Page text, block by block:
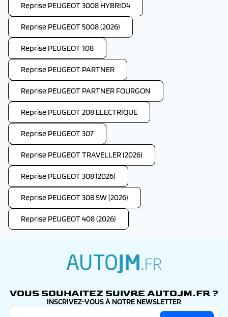
Reprise PEUGEOT 3008 HYBRID4
Reprise PEUGEOT 5008 (2026)
Reprise PEUGEOT 108
Reprise PEUGEOT PARTNER
Reprise PEUGEOT PARTNER FOURGON
Reprise PEUGEOT 208 ELECTRIQUE
Reprise PEUGEOT 307
Reprise PEUGEOT TRAVELLER (2026)
Reprise PEUGEOT 308 (2026)
Reprise PEUGEOT 308 SW (2026)
Reprise PEUGEOT 408 (2026)
VOUS SOUHAITEZ SUIVRE AUTOJM.FR ?
INSCRIVEZ-VOUS À NOTRE NEWSLETTER